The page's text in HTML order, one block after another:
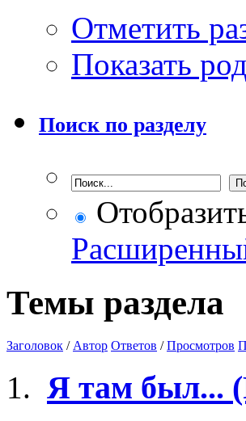
Отметить
Показать
Поиск по разделу
Темы раздела
Заголовок / Автор Ответов /Просмотров
Я там был...